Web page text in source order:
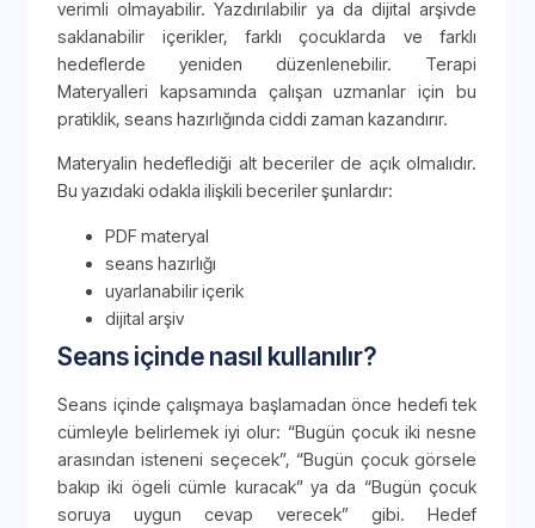
verimli olmayabilir. Yazdırılabilir ya da dijital arşivde
saklanabilir içerikler, farklı çocuklarda ve farklı
hedeflerde yeniden düzenlenebilir. Terapi
Materyalleri kapsamında çalışan uzmanlar için bu
pratiklik, seans hazırlığında ciddi zaman kazandırır.
Materyalin hedeflediği alt beceriler de açık olmalıdır.
Bu yazıdaki odakla ilişkili beceriler şunlardır:
PDF materyal
seans hazırlığı
uyarlanabilir içerik
dijital arşiv
Seans içinde nasıl kullanılır?
Seans içinde çalışmaya başlamadan önce hedefi tek
cümleyle belirlemek iyi olur: “Bugün çocuk iki nesne
arasından isteneni seçecek”, “Bugün çocuk görsele
bakıp iki ögeli cümle kuracak” ya da “Bugün çocuk
soruya uygun cevap verecek” gibi. Hedef